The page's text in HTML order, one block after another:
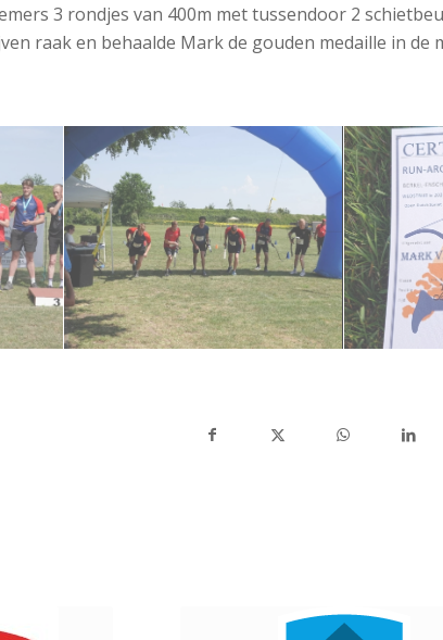
3 rondjes van 400m met tussendoor 2
raak en behaalde Mark de gouden medaille in de